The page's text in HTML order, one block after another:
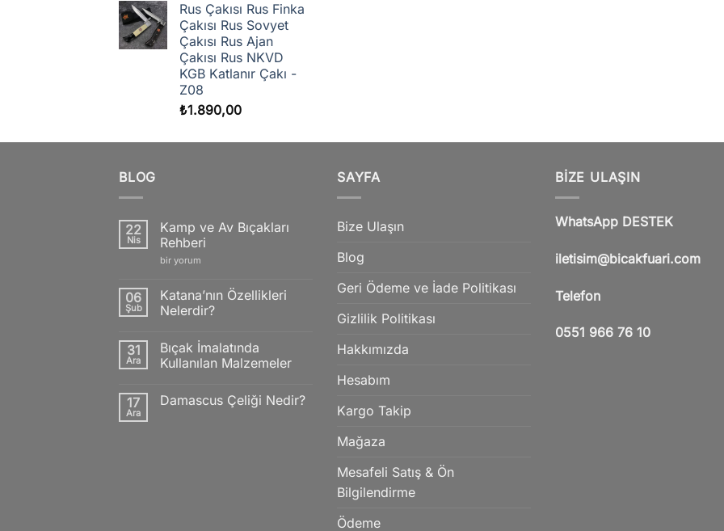
Rus Çakısı Rus Finka
Çakısı Rus Sovyet
Çakısı Rus Ajan
Çakısı Rus NKVD
KGB Katlanır Çakı -
Z08
₺1.890,00
BLOG
22
Nis
Kamp ve Av Bıçakları
Rehberi
Kamp
Bıçakları
Rehberi
için
bir yorum
06
Şub
Katana’nın Özellikleri
Nelerdir?
Katana’nın
Özellikleri
Nelerdir?
31
Ara
Bıçak İmalatında
Kullanılan Malzemeler
Bıçak
17
Ara
Damascus Çeliği Nedir?
SAYFA
Bize Ulaşın
Blog
Geri Ödeme ve İade Politikası
Gizlilik Politikası
Hakkımızda
Hesabım
Kargo Takip
Mağaza
Mesafeli Satış & Ön
Bilgilendirme
Ödeme
BIZE ULAŞIN
WhatsApp DESTEK
iletisim@bicakfuari.com
Telefon
0551 966 76 10